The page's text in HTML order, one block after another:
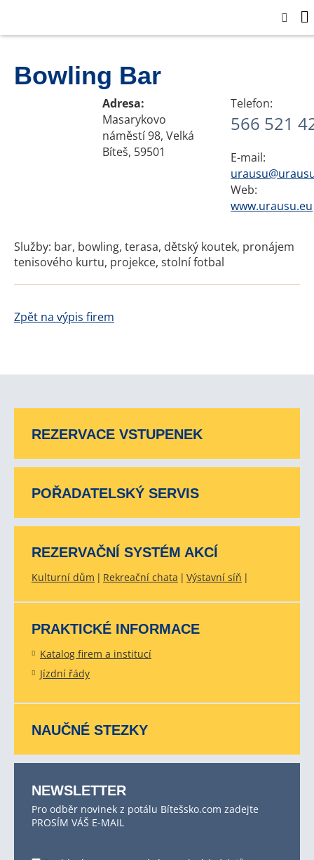
Bowling Bar
Adresa:
Masarykovo
náměstí 98, Velká
Bíteš, 59501
Telefon:
566 521
E-mail:
Web:
www.urausu.eu
Služby: bar, bowling, terasa, dětský koutek, pronájem
tenisového kurtu, projekce, stolní fotbal
Zpět na výpis firem
REZERVACE VSTUPENEK
POŘADATELSKÝ SERVIS
REZERVAČNÍ SYSTÉM AKCÍ
Kulturní dům Rekreační chata Výstavní síň
PRAKTICKÉ INFORMACE
Katalog firem a institucí
Jízdní řády
NAUČNÉ STEZKY
NEWSLETTER
Pro odběr novinek z potálu Bítešsko.com zadejte
PROSÍM VÁŠ E-MAIL